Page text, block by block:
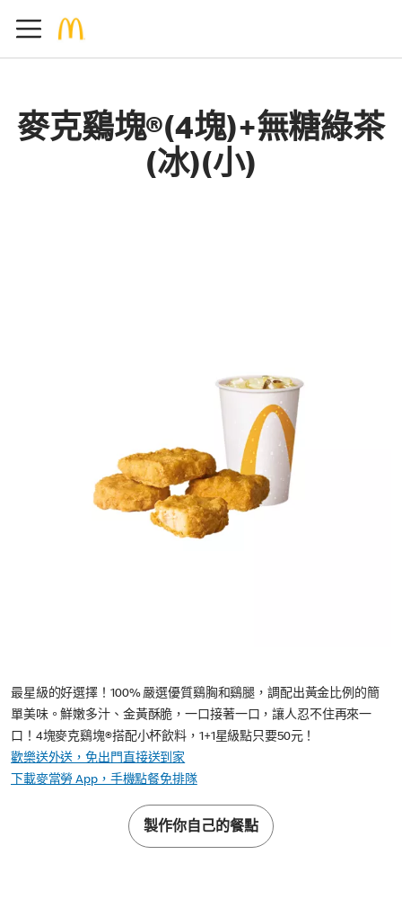
麥克鷄塊®(4塊)+無糖綠茶
(冰)(小)
最星級的好選擇！100% 嚴選優質鷄胸和鷄腿，調配出黃金比例的簡
單美味。鮮嫩多汁、金黃酥脆，一口接著一口，讓人忍不住再來一
口！4塊麥克鷄塊®搭配小杯飲料，1+1星級點只要50元！
歡樂送外送，免出門直接送到家
下載麥當勞 App，手機點餐免排隊
製作你自己的餐點